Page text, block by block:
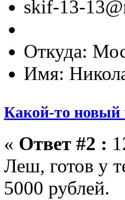
skif-13-
Откуда:
Имя:
Какой-то новый
« Ответ #2 :
Леш, готов у
5000 рублей.